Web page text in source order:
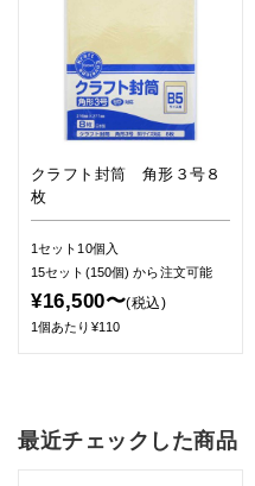
クラフト封筒 角形３号８
枚
1セット10個入
15セット(150個)から注文可能
¥16,500〜(税込)
1個あたり¥110
最近チェックした商品